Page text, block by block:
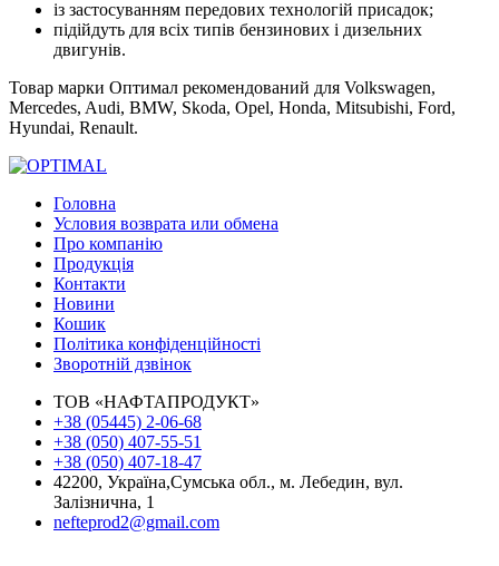
із застосуванням передових технологій присадок;
підійдуть для всіх типів бензинових і дизельних
двигунів.
Товар марки Оптимал рекомендований для Volkswagen,
Mercedes, Audi, BMW, Skoda, Opel, Honda, Mitsubishi, Ford,
Hyundai, Renault.
Головна
Условия возврата или обмена
Про компанію
Продукція
Контакти
Новини
Кошик
Політика конфіденційності
Зворотній дзвінок
ТОВ «НАФТАПРОДУКТ»
+38 (05445) 2-06-68
+38 (050) 407-55-51
+38 (050) 407-18-47
42200, Україна,Сумська обл., м. Лебедин, вул.
Залізнична, 1
nefteprod2@gmail.com